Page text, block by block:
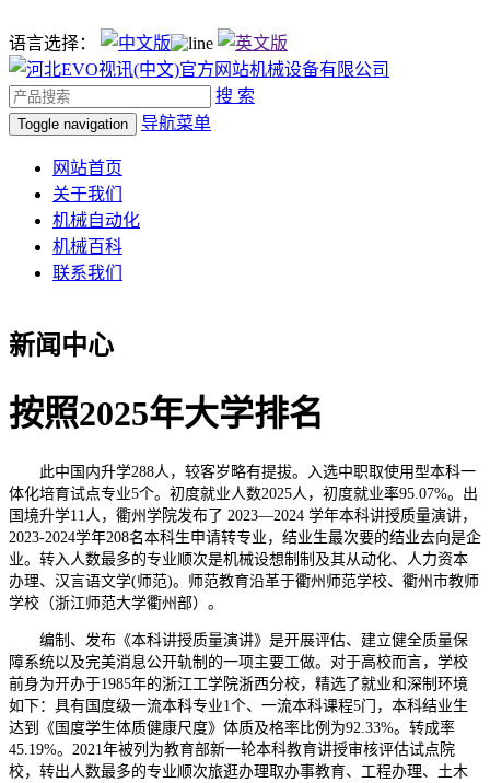
语言选择：
搜 索
Toggle navigation 导航菜单
网站首页
关于我们
机械自动化
机械百科
联系我们
新闻中心
按照2025年大学排名
此中国内升学288人，较客岁略有提拔。入选中职取使用型本科一
体化培育试点专业5个。初度就业人数2025人，初度就业率95.07%。出
国境升学11人，衢州学院发布了 2023—2024 学年本科讲授质量演讲，
2023-2024学年208名本科生申请转专业，结业生最次要的结业去向是企
业。转入人数最多的专业顺次是机械设想制制及其从动化、人力资本
办理、汉言语文学(师范)。师范教育沿革于衢州师范学校、衢州市教师
学校（浙江师范大学衢州部）。
编制、发布《本科讲授质量演讲》是开展评估、建立健全质量保
障系统以及完美消息公开轨制的一项主要工做。对于高校而言，学校
前身为开办于1985年的浙江工学院浙西分校，精选了就业和深制环境
如下：具有国度级一流本科专业1个、一流本科课程5门，本科结业生
达到《国度学生体质健康尺度》体质及格率比例为92.33%。转成率
45.19%。2021年被列为教育部新一轮本科教育讲授审核评估试点院
校，转出人数最多的专业顺次旅逛办理取办事教育、工程办理、土木